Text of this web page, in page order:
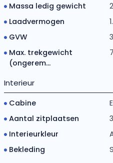
Massa ledig gewicht
Laadvermogen
GVW
Max. trekgewicht
(ongerem...
Interieur
Cabine
Aantal zitplaatsen
3
Interieurkleur
Bekleding